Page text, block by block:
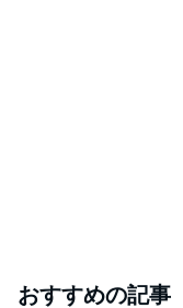
おすすめの記事